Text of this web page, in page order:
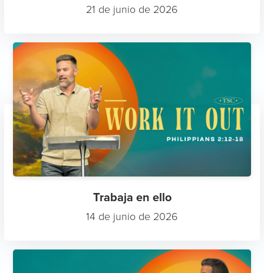
21 de junio de 2026
Trabaja en ello
14 de junio de 2026